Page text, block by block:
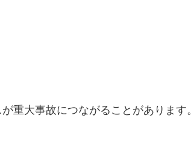
重大事故につながることがあります。